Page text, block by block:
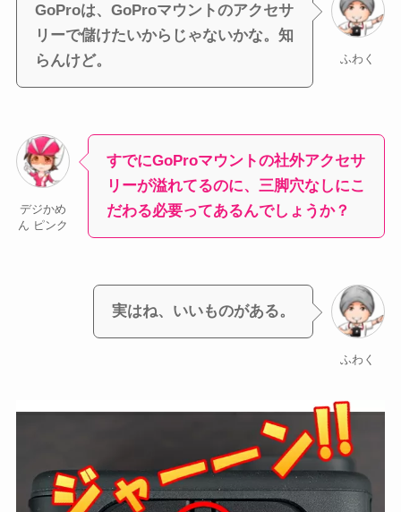
GoProは、GoProマウントのアクセサ
リーで儲けたいからじゃないかな。知
らんけど。
ふわく
デジかめ
ん ピンク
すでにGoProマウントの社外アクセサ
リーが溢れてるのに、三脚穴なしにこ
だわる必要ってあるんでしょうか？
実はね、いいものがある。
ふわく